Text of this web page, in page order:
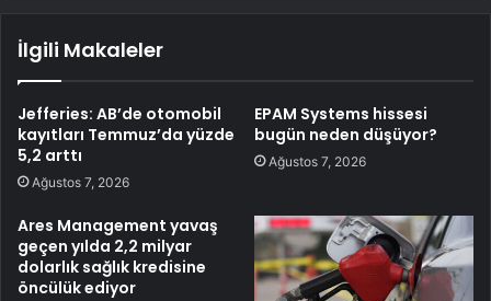
İlgili Makaleler
Jefferies: AB’de otomobil
kayıtları Temmuz’da yüzde
5,2 arttı
Ağustos 7, 2026
EPAM Systems hissesi
bugün neden düşüyor?
Ağustos 7, 2026
Ares Management yavaş
geçen yılda 2,2 milyar
dolarlık sağlık kredisine
öncülük ediyor